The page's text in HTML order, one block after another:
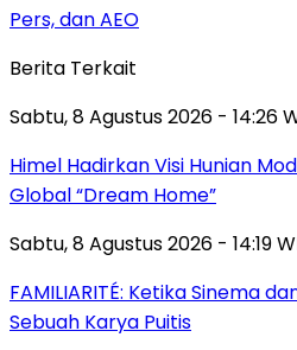
Pers, dan AEO
Berita Terkait
Sabtu, 8 Agustus 2026 - 14:26
Himel Hadirkan Visi Hunian
Global “Dream Home”
Sabtu, 8 Agustus 2026 - 14:19
FAMILIARITÉ: Ketika Sinema
Sebuah Karya Puitis